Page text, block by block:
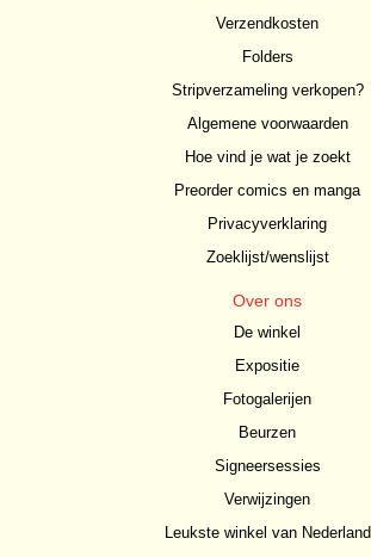
Verzendkosten
Folders
Stripverzameling verkopen?
Algemene voorwaarden
Hoe vind je wat je zoekt
Preorder comics en manga
Privacyverklaring
Zoeklijst/wenslijst
Over ons
De winkel
Expositie
Fotogalerijen
Beurzen
Signeersessies
Verwijzingen
Leukste winkel van Nederland